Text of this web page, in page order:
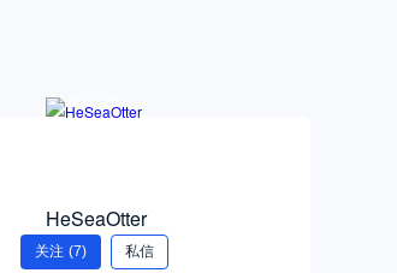
HeSeaOtter
关注 (7) 私信